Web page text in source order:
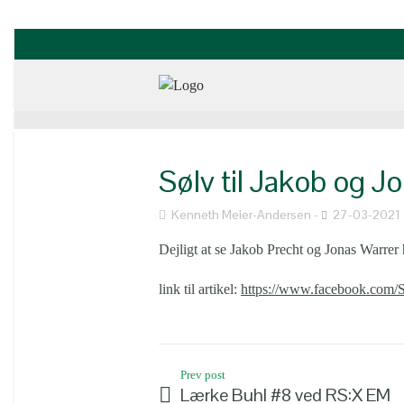
Sølv til Jakob og
Kenneth Meier-Andersen 27-03-2021
Dejligt at se Jakob Precht og Jonas
link til artikel: https://www.facebook.com/
Prev post
Lærke Buhl #8 ved RS:X EM